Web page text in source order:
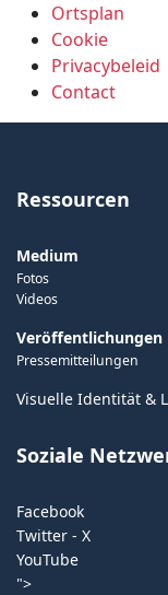
Ortsplan
Cookie
Privacybeleid
Contact
Ressourcen
Medium
Fotos
Videos
Veröffentlichungen
Pressemitteilungen
Visuelle Identität &
Soziale
Facebook
Twitter - X
YouTube
">